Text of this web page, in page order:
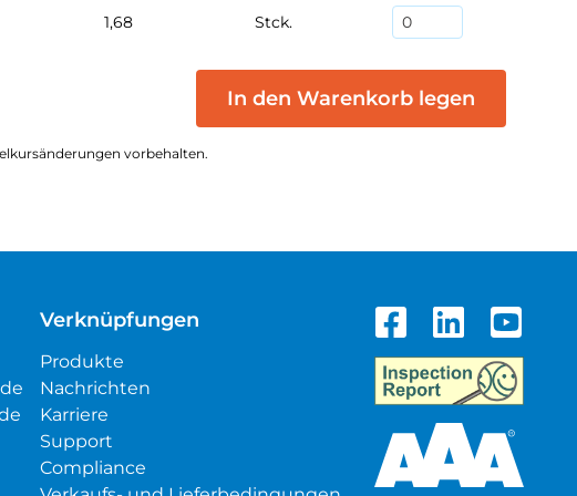
1,68 Stck.
In den Warenkorb legen
vorbehalten.
Verknüpfungen
Produkte
Nachrichten
Karriere
Support
Compliance